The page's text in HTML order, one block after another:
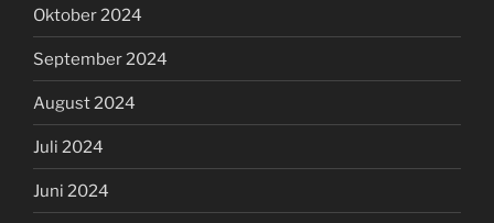
Oktober 2024
September 2024
August 2024
Juli 2024
Juni 2024